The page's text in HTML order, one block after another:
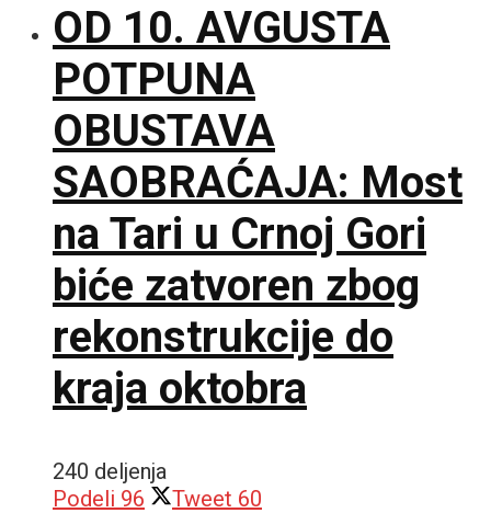
OD 10. AVGUSTA
POTPUNA
OBUSTAVA
SAOBRAĆAJA: Most
na Tari u Crnoj Gori
biće zatvoren zbog
rekonstrukcije do
kraja oktobra
240 deljenja
Podeli 96 Tweet 60